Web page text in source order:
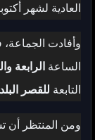
العادية لشهر
وأفادت
الساعة الرابعة
التابعة للقصر
ومن المنتظر أن